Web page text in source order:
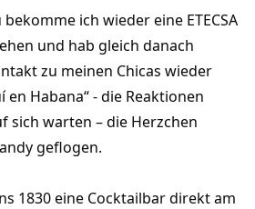
ich wieder eine ETECSA
und hab gleich danach
zu meinen Chicas wieder
Habana“ - die Reaktionen
sich warten – die Herzchen
geflogen.
1830 eine Cocktailbar direkt am